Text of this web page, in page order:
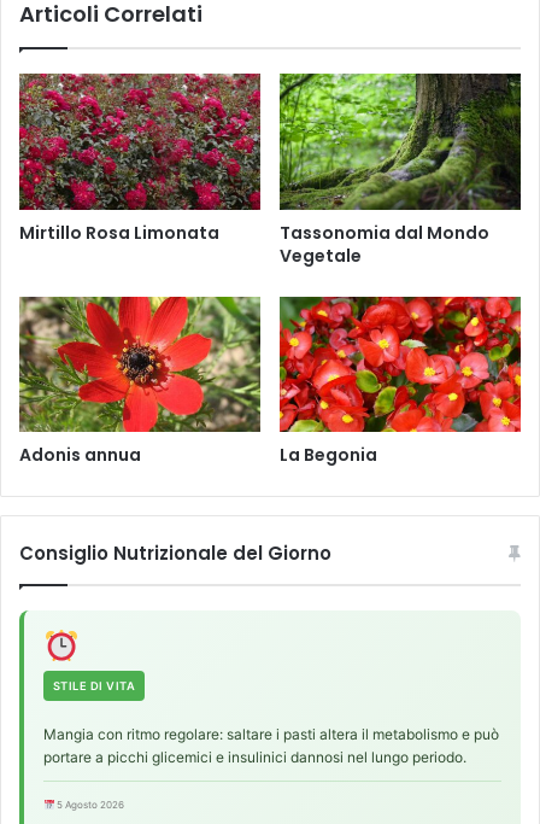
i
u
m
M
y
r
i
l
u
s
Articoli Correlati
Mirtillo Rosa Limonata
Tassonomia dal Mondo
Vegetale
Adonis annua La Begonia
Consiglio Nutrizionale del Giorno
STILE DI VITA
Mangia con ritmo regolare: saltare i pasti altera il metabolismo e può
portare a picchi glicemici e insulinici dannosi nel lungo periodo.
5 Agosto 2026